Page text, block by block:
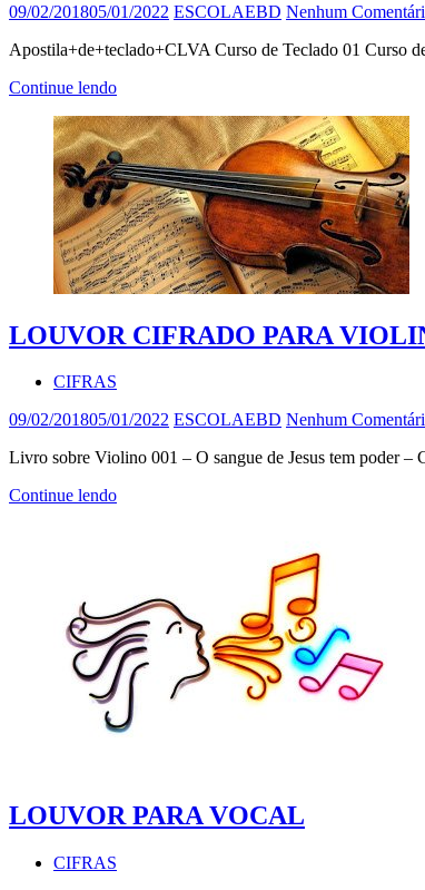
09/02/201805/01/2022 ESCOLAEBD Nenhum
Apostila+de+teclado+CLVA Curso de Teclado 01 Curso
Continue lendo
LOUVOR CIFRADO PARA
CIFRAS
09/02/201805/01/2022 ESCOLAEBD Nenhum
Livro sobre Violino 001 – O sangue de Jesus tem poder
Continue lendo
LOUVOR PARA VOCAL
CIFRAS